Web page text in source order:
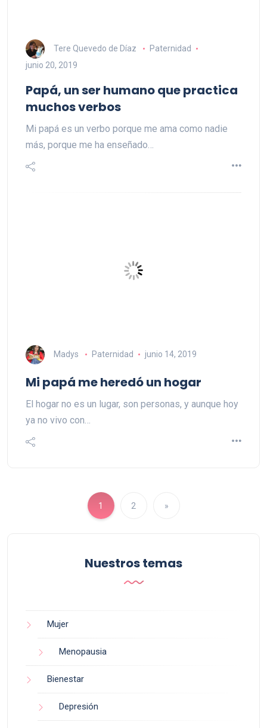
Tere Quevedo de Díaz
Paternidad
junio 20, 2019
Papá, un ser humano que practica
muchos verbos
Mi papá es un verbo porque me ama como nadie
más, porque me ha enseñado…
Madys Paternidad junio 14, 2019
Mi papá me heredó un hogar
El hogar no es un lugar, son personas, y aunque hoy
ya no vivo con…
1 2 »
Nuestros temas
Mujer
Menopausia
Bienestar
Depresión